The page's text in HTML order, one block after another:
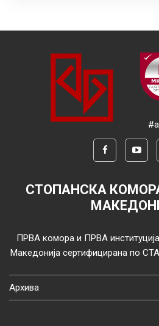
СТОПАНСКА
ПРВА комора и ПРВА
Македонија сертифицирана по
Архива